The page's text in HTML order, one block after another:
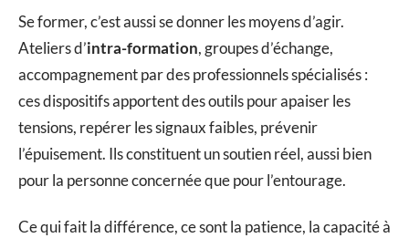
Se former, c’est aussi se donner les moyens d’agir.
Ateliers d’intra-formation, groupes d’échange,
accompagnement par des professionnels spécialisés :
ces dispositifs apportent des outils pour apaiser les
tensions, repérer les signaux faibles, prévenir
l’épuisement. Ils constituent un soutien réel, aussi bien
pour la personne concernée que pour l’entourage.
Ce qui fait la différence, ce sont la patience, la capacité à